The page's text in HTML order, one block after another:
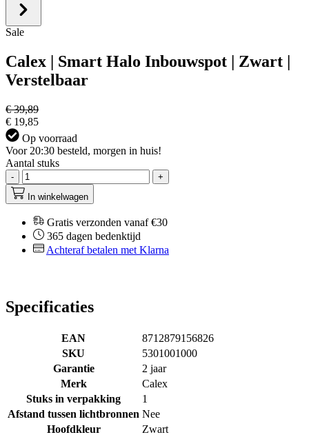
Sale
Calex | Smart Halo Inbouwspot | Zwart |
Verstelbaar
€ 39,89
€ 19,85
Op voorraad
Voor 20:30 besteld, morgen in huis!
Aantal stuks
-
+
In winkelwagen
Gratis verzonden vanaf €30
365 dagen bedenktijd
Achteraf betalen met Klarna
Specificaties
EAN
8712879156826
SKU
5301001000
Garantie
2 jaar
Merk
Calex
Stuks in verpakking
1
Afstand tussen lichtbronnen Nee
Hoofdkleur
Zwart